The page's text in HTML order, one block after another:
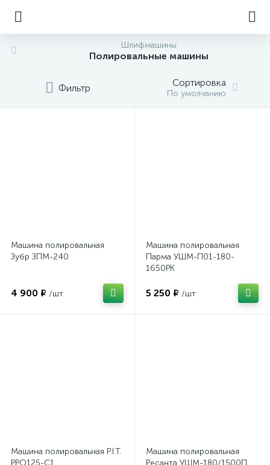
Шлифмашины
Полировальные машины
Фильтр Сортировка
По умолчанию
Машина полировальная
Зубр ЗПМ-240
4 900 ₽ /шт
Машина полировальная
Парма УШМ-П01-180-
1650РК
5 250 ₽ /шт
Машина полировальная P.I.T.
PPO125-C1
Машина полировальная
Ресанта УШМ-180/1500П